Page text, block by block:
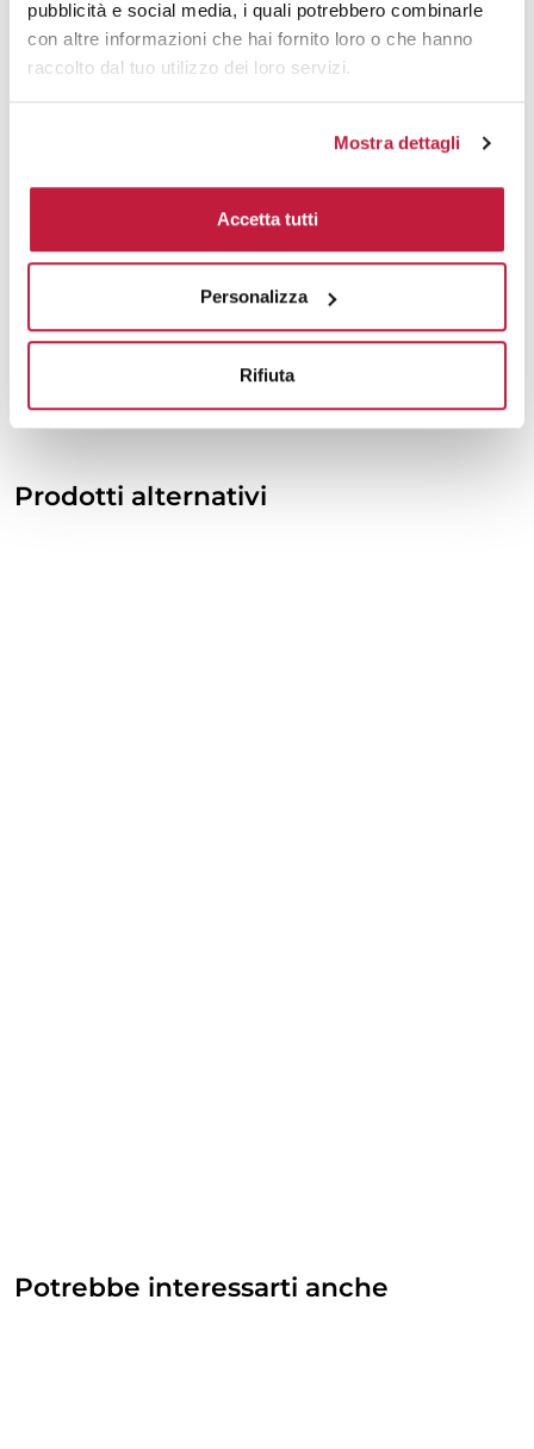
pubblicità e social media, i quali potrebbero combinarle
con altre informazioni che hai fornito loro o che hanno
raccolto dal tuo utilizzo dei loro servizi.
Mostra dettagli
Accetta tutti
Personalizza
Rifiuta
2000 € 27,89 € 32,13
3000 € 27,73
Tecniche di stampa
Area di personalizzazione
Domande e risposte
Prodotti alternativi
Potrebbe interessarti anche